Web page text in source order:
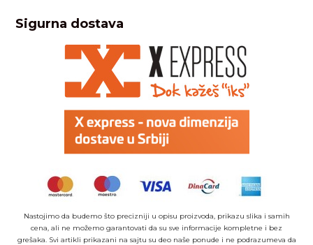
Sigurna dostava
Nastojimo da budemo što precizniji u opisu proizvoda, prikazu slika i samih
cena, ali ne možemo garantovati da su sve informacije kompletne i bez
grešaka. Svi artikli prikazani na sajtu su deo naše ponude i ne podrazumeva da